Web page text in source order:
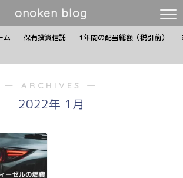
onoken blog
ム 保有投資信託 1年間の配当総額（税引前）
― ARCHIVES ―
2022年 1月